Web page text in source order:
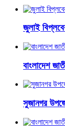
জুলাই
বাংলাদেশ
সুজানগর